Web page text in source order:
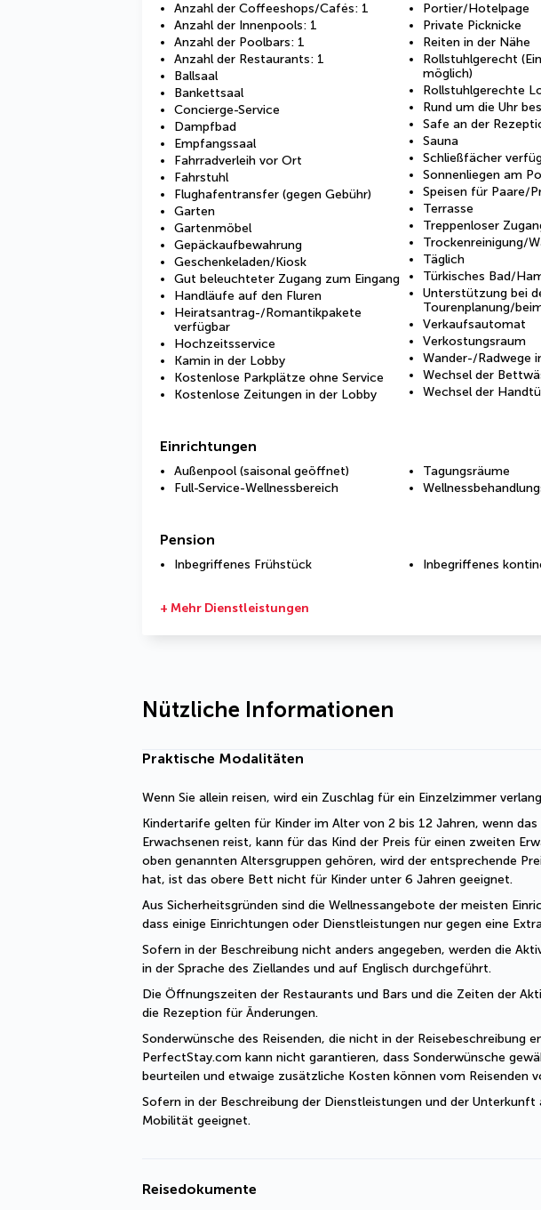
Anzahl der Coffeeshops/Cafés: 1
Anzahl der Innenpools: 1
Anzahl der Poolbars: 1
Anzahl der Restaurants: 1
Ballsaal
Bankettsaal
Concierge-Service
Dampfbad
Empfangssaal
Fahrradverleih vor Ort
Fahrstuhl
Flughafentransfer (gegen Gebühr)
Garten
Gartenmöbel
Gepäckaufbewahrung
Geschenkeladen/Kiosk
Gut beleuchteter Zugang zum Eingang
Handläufe auf den Fluren
Heiratsantrag-/Romantikpakete
verfügbar
Hochzeitsservice
Kamin in der Lobby
Kostenlose Parkplätze ohne Service
Kostenlose Zeitungen in der Lobby
Portier/Hotelpage
Private Picknicke
Reiten in der Nähe
Rollstuhlgerecht
möglich)
Rollstuhlgerechte
Rund um die Uhr
Safe an der
Sauna
Schließfächer
Sonnenliegen am
Speisen für Paare/
Terrasse
Treppenloser
Trockenreinigung/
Täglich
Türkisches Bad/
Unterstützung bei
Tourenplanung/
Verkaufsautomat
Verkostungsraum
Wander-/Radwege
Wechsel der
Wechsel der
Einrichtungen
Außenpool (saisonal geöffnet)
Full-Service-Wellnessbereich
Tagungsräume
Pension
Inbegriffenes Frühstück Inbegriffenes
+ Mehr Dienstleistungen
Nützliche Informationen
Praktische Modalitäten
Wenn Sie allein reisen, wird ein Zuschlag für ein Einzelzimmer
Kindertarife gelten für Kinder im Alter von 2 bis 12 Jahren, wenn
Erwachsenen reist, kann für das Kind der Preis für einen zweiten
oben genannten Altersgruppen gehören, wird der entsprechende
hat, ist das obere Bett nicht für Kinder unter 6 Jahren geeignet.
Aus Sicherheitsgründen sind die Wellnessangebote der meisten
dass einige Einrichtungen oder Dienstleistungen nur gegen eine
Sofern in der Beschreibung nicht anders angegeben, werden die
in der Sprache des Ziellandes und auf Englisch durchgeführt.
Die Öffnungszeiten der Restaurants und Bars und die Zeiten der
die Rezeption für Änderungen.
Sonderwünsche des Reisenden, die nicht in der
PerfectStay.com kann nicht garantieren, dass Sonderwünsche
beurteilen und etwaige zusätzliche Kosten können vom Reisenden
Sofern in der Beschreibung der Dienstleistungen und der
Mobilität geeignet.
Reisedokumente